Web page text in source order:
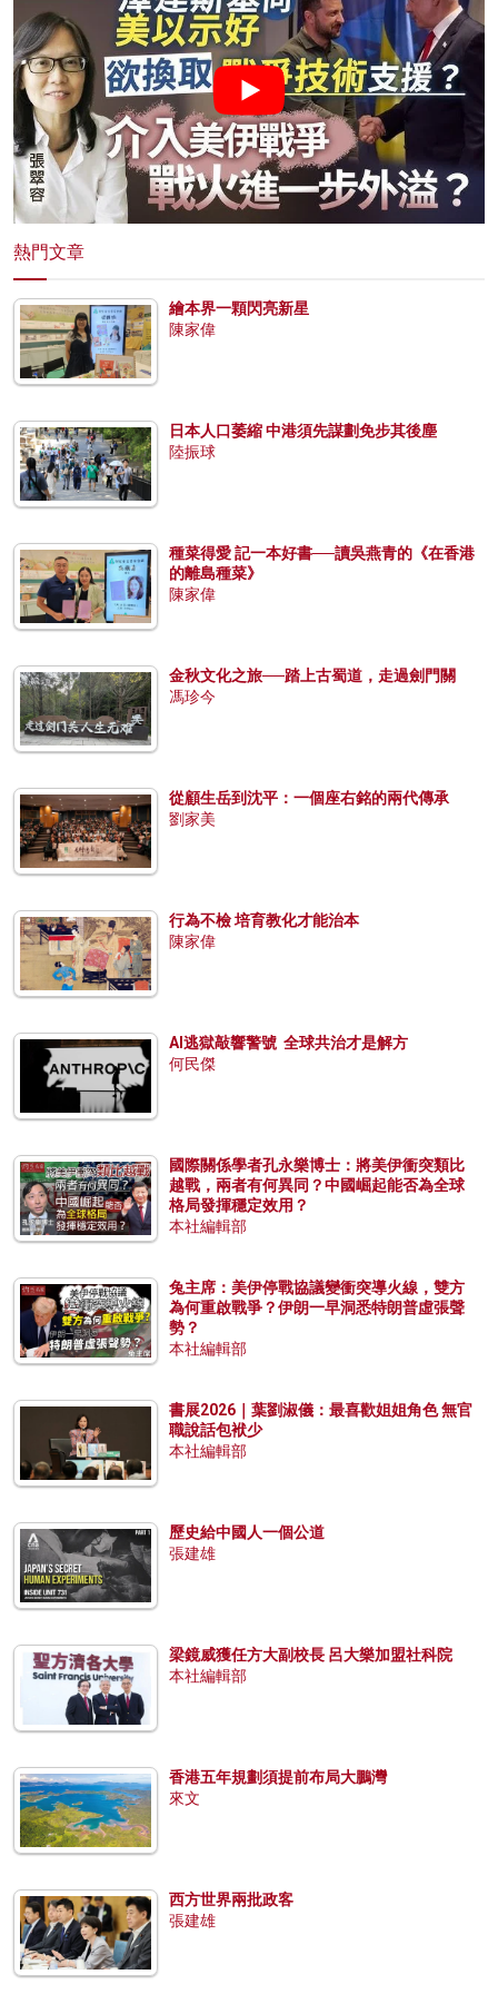
熱門文章
繪本界一顆閃亮新星
陳家偉
日本人口萎縮 中港須先謀劃免步其後塵
陸振球
種菜得愛 記一本好書──讀吳燕青的《在香港
的離島種菜》
陳家偉
金秋文化之旅──踏上古蜀道，走過劍門關
馮珍今
從顧生岳到沈平：一個座右銘的兩代傳承
劉家美
行為不檢 培育教化才能治本
陳家偉
AI逃獄敲響警號 全球共治才是解方
何民傑
國際關係學者孔永樂博士：將美伊衝突類比
越戰，兩者有何異同？中國崛起能否為全球
格局發揮穩定效用？
本社編輯部
兔主席：美伊停戰協議變衝突導火線，雙方
為何重啟戰爭？伊朗一早洞悉特朗普虛張聲
勢？
本社編輯部
書展2026｜葉劉淑儀：最喜歡姐姐角色 無官
職說話包袱少
本社編輯部
歷史給中國人一個公道
張建雄
梁鏡威獲任方大副校長 呂大樂加盟社科院
本社編輯部
香港五年規劃須提前布局大鵬灣
來文
西方世界兩批政客
張建雄